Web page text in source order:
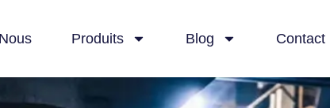
Produits Blog Contact